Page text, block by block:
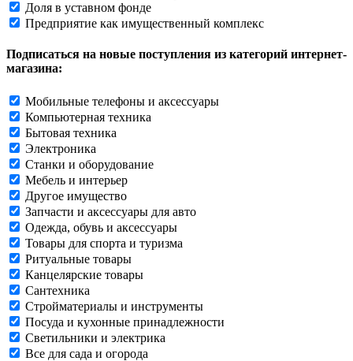
Доля в уставном фонде
Предприятие как имущественный комплекс
Подписаться на новые поступления из категорий интернет-
магазина:
Мобильные телефоны и аксессуары
Компьютерная техника
Бытовая техника
Электроника
Станки и оборудование
Мебель и интерьер
Другое имущество
Запчасти и аксессуары для авто
Одежда, обувь и аксессуары
Товары для спорта и туризма
Ритуальные товары
Канцелярские товары
Сантехника
Стройматериалы и инструменты
Посуда и кухонные принадлежности
Светильники и электрика
Все для сада и огорода